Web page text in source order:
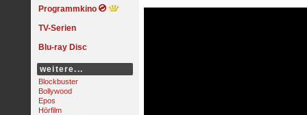
Programmkino
TV-Serien
Blu-ray Disc
weitere...
Blockbuster
Bollywood
Epos
Hörfilm